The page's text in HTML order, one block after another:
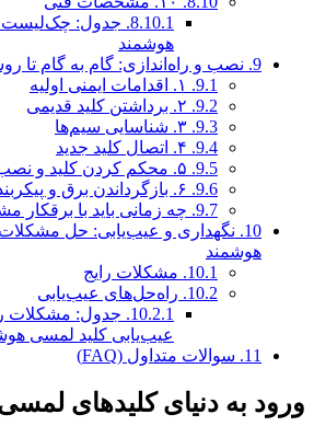
8.10.1. جدول: چک‌لیست
هوشمند
9. نصب و راه‌اندازی: گام به گام تا
9.1.
9.2.
9.3.
9.4.
9.5.
9.6.
9.7. چه زمانی باید با برقکار
10. نگهداری و عیب‌یابی: حل
هوشمند
10.1. مشکلات رایج
10.2. راه‌حل‌های عیب‌یابی
10.2.1. جدول: مشکلات
عیب‌یابی کلید لمسی
11. سوالات متداول (FAQ)
ورود به دنیای کلیدهای